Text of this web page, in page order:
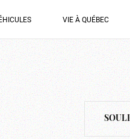
VIE À QUÉBEC